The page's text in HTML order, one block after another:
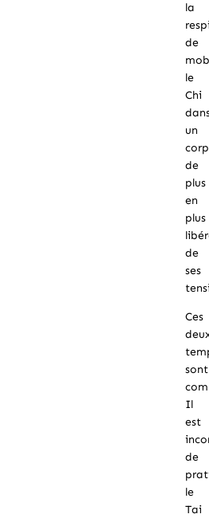
la
de
le
Chi
un
de
plus
en
plus
de
ses
Ces
sont
Il
est
de
le
Tai